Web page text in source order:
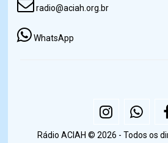
radio@aciah.org.br
WhatsApp
Rádio ACIAH © 2026 - Todos os